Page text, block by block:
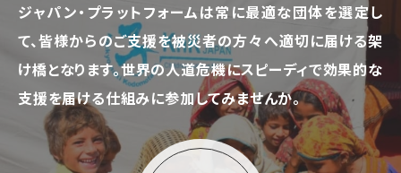
ジャパン・プラットフォームは常に最適な団体を選定し
て、皆様からのご支援を被災者の方々へ適切に届ける架
け橋となります。世界の人道危機にスピーディで効果的な
支援を届ける仕組みに参加してみませんか。